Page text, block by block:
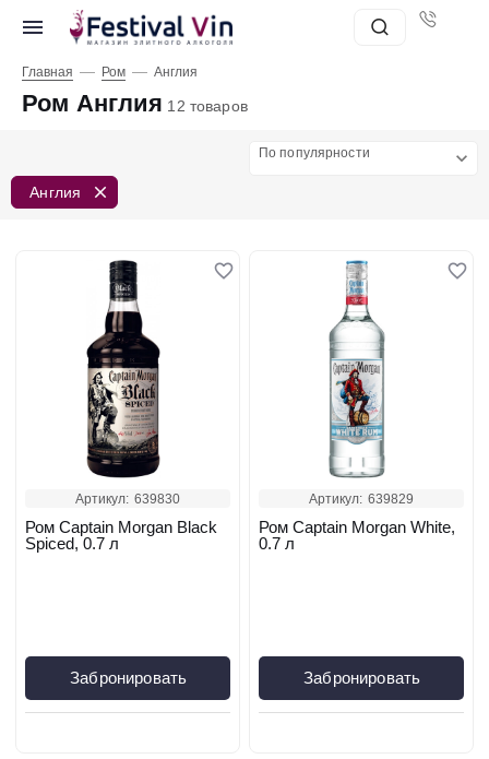
Главная — Ром — Англия
Ром Англия 12 товаров
По популярности
Англия
Артикул: 639830
Ром Captain Morgan Black
Spiced, 0.7 л
Забронировать
Артикул: 639829
Ром Captain Morgan White,
0.7 л
Забронировать